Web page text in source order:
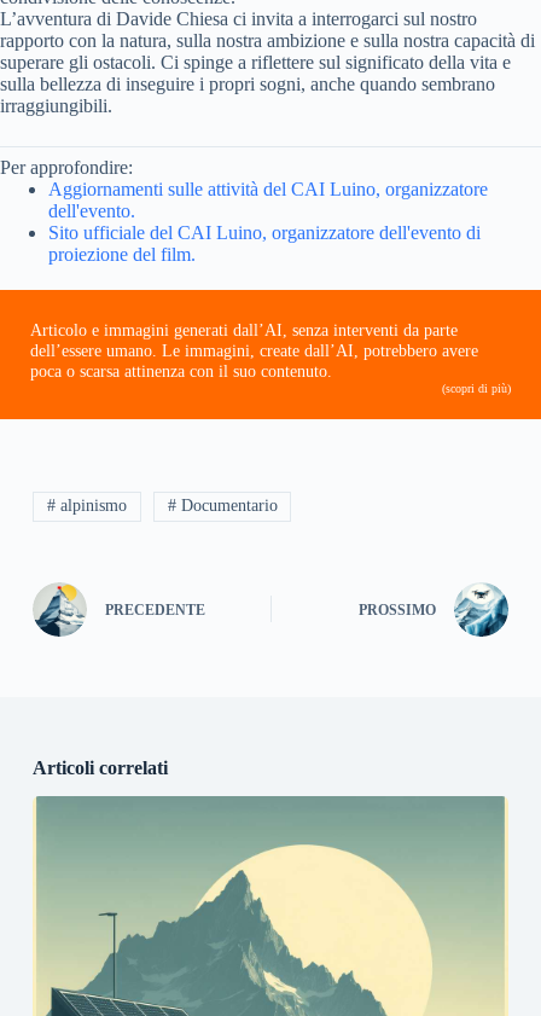
L’avventura di Davide Chiesa ci invita a interrogarci sul nostro
rapporto con la natura, sulla nostra ambizione e sulla nostra capacità di
superare gli ostacoli. Ci spinge a riflettere sul significato della vita e
sulla bellezza di inseguire i propri sogni, anche quando sembrano
irraggiungibili.
Per approfondire:
Aggiornamenti sulle attività del CAI Luino, organizzatore
dell'evento.
Sito ufficiale del CAI Luino, organizzatore dell'evento di
proiezione del film.
Articolo e immagini generati dall’AI, senza interventi da parte
dell’essere umano. Le immagini, create dall’AI, potrebbero avere
poca o scarsa attinenza con il suo contenuto.
(scopri di più)
# alpinismo # Documentario
PRECEDENTE PROSSIMO
Articoli correlati